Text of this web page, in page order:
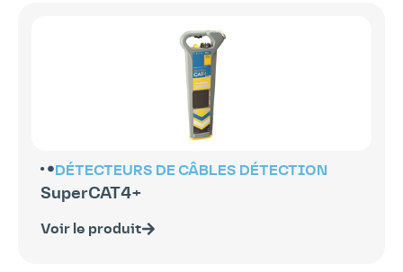
DÉTECTEURS DE CÂBLES DÉTECTION
SuperCAT4+
Voir le produit